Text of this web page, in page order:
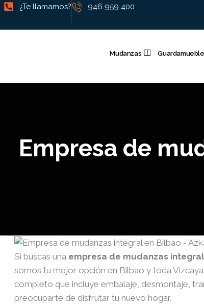
¿Te llamamos? 946 959 400
Mudanzas
Empresa de
Si buscas una empresa de mudanzas integral
somos tu mejor opción en Bilbao y toda
completo que incluye embalaje, desmontaje,
preocuparte de disfrutar tu nuevo hogar.